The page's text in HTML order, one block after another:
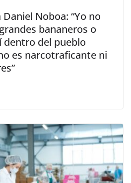
Noboa: “Yo no
bananeros o
dentro del pueblo
es narcotraficante ni